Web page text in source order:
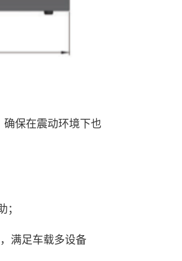
保在震动环境下也
满足车载多设备